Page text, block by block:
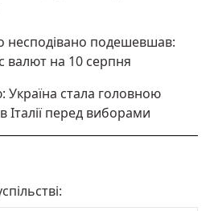
несподівано подешевшав:
валют на 10 серпня
Україна стала головною
перед виборами